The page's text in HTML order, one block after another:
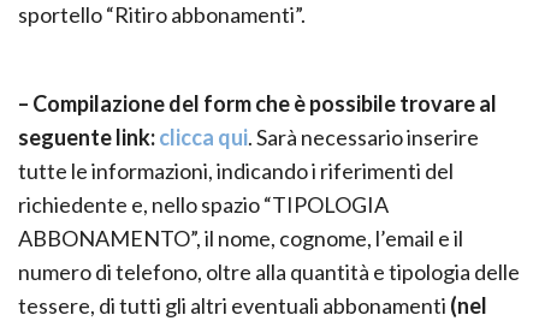
sportello “Ritiro abbonamenti”.
– Compilazione del form che è possibile trovare al
seguente link:clicca qui. Sarà necessario inserire
tutte le informazioni, indicando i riferimenti del
richiedente e, nello spazio “TIPOLOGIA
ABBONAMENTO”, il nome, cognome, l’email e il
numero di telefono, oltre alla quantità e tipologia delle
tessere, di tutti gli altri eventuali abbonamenti (nel